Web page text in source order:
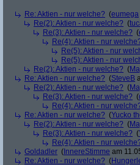
Re: Aktien - nur welche? (eumega
Re(2): Aktien - nur welche? (
Re(3): Aktien - nur welche? (
Re(4): Aktien - nur
Re(5): Aktien - nur
Re(5): Aktien - nur
Re(2): Aktien - nur welche? (
Re: Aktien - nur welche? (SteveB
Re(2): Aktien - nur welche? (
Re(3): Aktien - nur welche? (
Re(4): Aktien - nur
Re: Aktien - nur welche? (Yucko
Re(2): Aktien - nur welche? (
Re(3): Aktien - nur welche? (
Re(4): Aktien - nur
Goldadler ( InnereStimme am
Re: Aktien - nur welche? (